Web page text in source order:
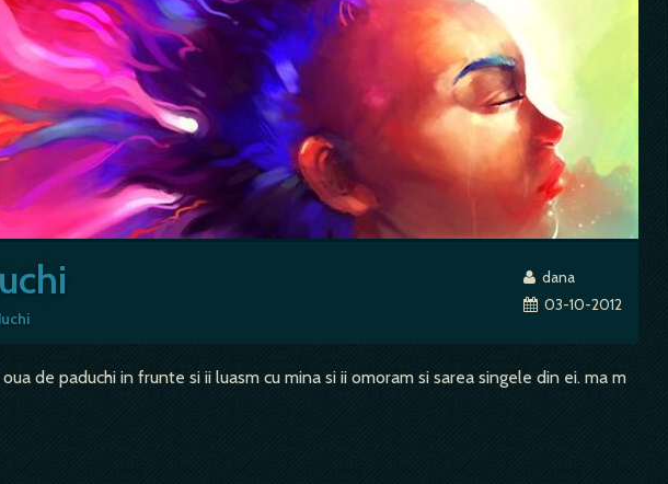
dana
03-10-2012
de paduchi in frunte si ii luasm cu mina si ii omoram si sarea singele din ei. ma m